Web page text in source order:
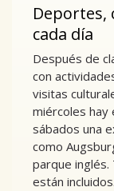
Deportes,
cada día
Después de
con
visitas
miércoles hay
sábados una
como
parque
están incluidos.